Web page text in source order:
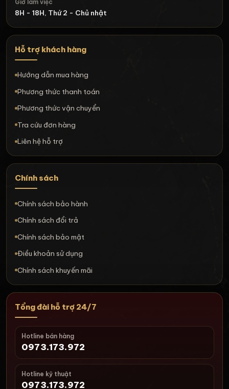
Giờ làm việc
8H - 18H, Thứ 2 - Chủ nhật
Hỗ trợ khách hàng
Hướng dẫn mua hàng
Phương thức thanh toán
Phương thức vận chuyển
Tra cứu đơn hàng
Liên hệ hỗ trợ
Chính sách
Chính sách bảo hành
Chính sách đổi trả
Chính sách bảo mật
Điều khoản sử dụng
Chính sách khuyến mãi
Tổng đài hỗ trợ 24/7
Hotline bán hàng
0973.173.972
Hotline kỹ thuật
0973.173.972